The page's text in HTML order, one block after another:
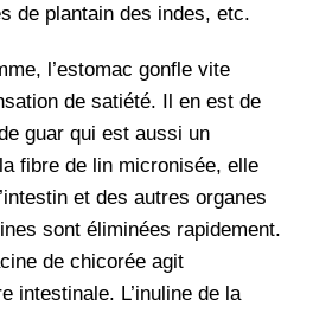
de plantain des indes, etc.
l’estomac gonfle vite
de satiété. Il en est de
guar qui est aussi un
fibre de lin micronisée, elle
et des autres organes
sont éliminées rapidement.
de chicorée agit
intestinale. L’inuline de la